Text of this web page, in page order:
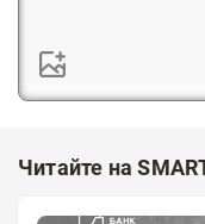
Читайте на